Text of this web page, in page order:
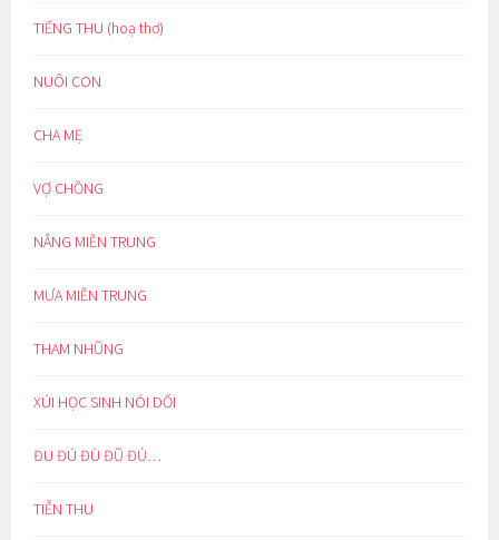
TIẾNG THU (hoạ thơ)
NUÔI CON
CHA MẸ
VỢ CHỒNG
NẮNG MIỀN TRUNG
MƯA MIỀN TRUNG
THAM NHŨNG
XÚI HỌC SINH NÓI DỐI
ĐU ĐÚ ĐÙ ĐŨ ĐỦ…
TIỄN THU